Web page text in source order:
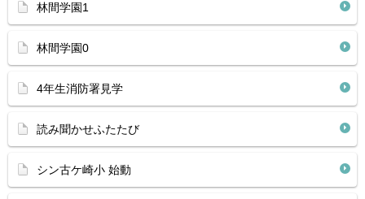
林間学園1
林間学園0
4年生消防署見学
読み聞かせふたたび
シン古ケ崎小 始動